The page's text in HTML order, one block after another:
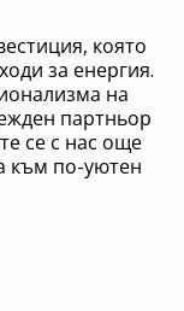
която
за енергия.
на
партньор
се с нас още
към по-уютен